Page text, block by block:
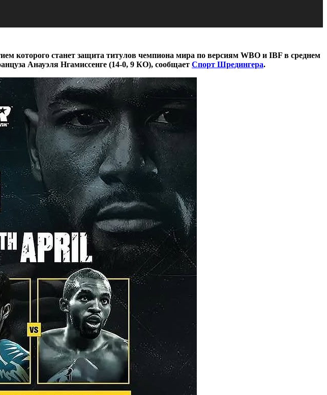
которого станет защита титулов чемпиона мира по версиям WBO и IBF в среднем
Анауэля Нгамиссенге (14-0, 9 КО), сообщает Спорт Шредингера.